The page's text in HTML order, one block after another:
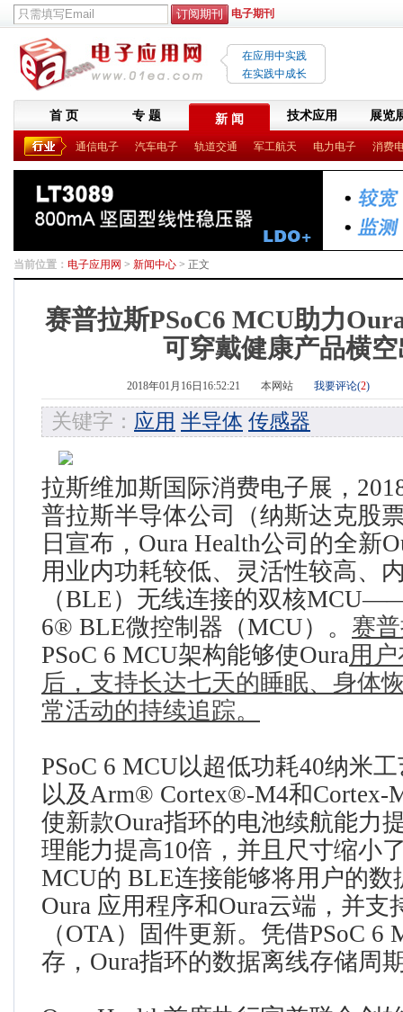
电子期刊
在应用中实践
在实践中成长
首 页 专 题 新 闻 技术应用 展览
通信电子 汽车电子 轨道交通 军工航天 电力电子 消费
当前位置： 电子应用网 > 新闻中心 > 正文
赛普拉斯PSoC6 MCU助力
可穿戴健康产品横
2018年01月16日16:52:21 本网站 我要评论(2)
关键字： 应用 半导体 传感器
拉斯维加斯国际消费电子展，
普拉斯半导体公司（纳斯达克股
日宣布，Oura Health公司的全新
用业内功耗较低、灵活性较高、
（BLE）无线连接的双核
6® BLE微控制器（MCU）。 赛
PSoC 6 MCU架构能够使Oura用
后，支持长达七天的睡眠、身体
常活动的持续追踪。
PSoC 6 MCU以超低功耗40纳米
以及Arm® Cortex®-M4和Cortex-
使新款Oura指环的电池续航能力
理能力提高10倍，并且尺寸缩小
MCU的 BLE连接能够将用户的数
Oura 应用程序和Oura云端，并支
（OTA）固件更新。凭借PSoC 6
存，Oura指环的数据离线存储周